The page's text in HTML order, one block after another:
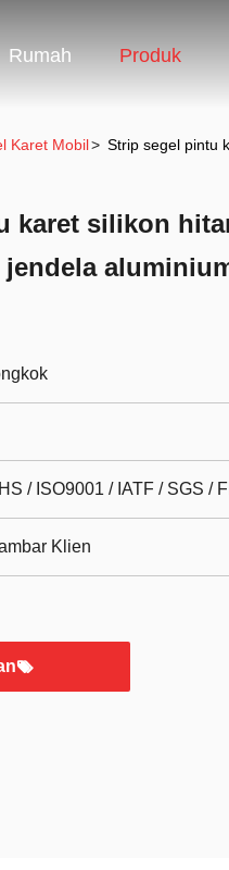
Rumah Produk
Karet Mobil> Strip segel pintu
karet silikon
/ ISO9001 / IATF / SGS /
Klien